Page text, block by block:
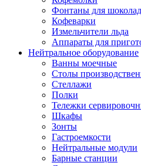
Фонтаны для
Кофеварки
Измельчители льда
Аппараты для
Нейтральное оборудование
Ванны моечные
Столы
Стеллажи
Полки
Тележки
Шкафы
Зонты
Гастроемкости
Нейтральные модули
Барные станции